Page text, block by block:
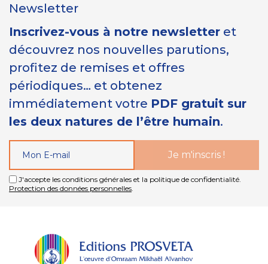
Newsletter
Inscrivez-vous à notre newsletter et
découvrez nos nouvelles parutions,
profitez de remises et offres
périodiques… et obtenez
immédiatement votre PDF gratuit sur
les deux natures de l’être humain.
J'accepte les conditions générales et la politique de confidentialité.
Protection des données personnelles